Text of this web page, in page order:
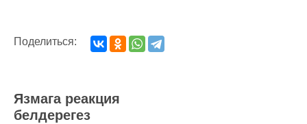
Поделиться:
Язмага реакция
белдерегез